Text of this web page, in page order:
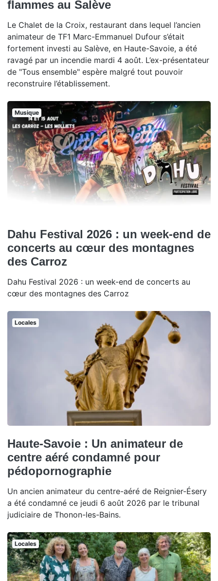
flammes au Salève
Le Chalet de la Croix, restaurant dans lequel l’ancien
animateur de TF1 Marc-Emmanuel Dufour s’était
fortement investi au Salève, en Haute-Savoie, a été
ravagé par un incendie mardi 4 août. L’ex-présentateur
de "Tous ensemble" espère malgré tout pouvoir
reconstruire l’établissement.
Musique
Dahu Festival 2026 : un week-end de
concerts au cœur des montagnes
des Carroz
Dahu Festival 2026 : un week-end de concerts au
cœur des montagnes des Carroz
Locales
Haute-Savoie : Un animateur de
centre aéré condamné pour
pédopornographie
Un ancien animateur du centre-aéré de Reignier-Ésery
a été condamné ce jeudi 6 août 2026 par le tribunal
judiciaire de Thonon-les-Bains.
Locales